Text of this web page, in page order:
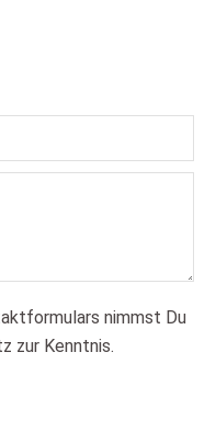
nimmst Du
zur Kenntnis.